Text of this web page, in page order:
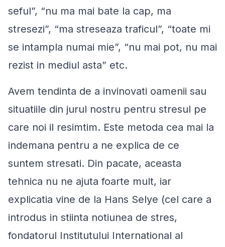
seful”, “nu ma mai bate la cap, ma
stresezi”, “ma streseaza traficul”, “toate mi
se intampla numai mie”, “nu mai pot, nu mai
rezist in mediul asta” etc.
Avem tendinta de a invinovati oamenii sau
situatiile din jurul nostru pentru stresul pe
care noi il resimtim. Este metoda cea mai la
indemana pentru a ne explica de ce
suntem stresati. Din pacate, aceasta
tehnica nu ne ajuta foarte mult, iar
explicatia vine de la Hans Selye (cel care a
introdus in stiinta notiunea de stres,
fondatorul Institutului International al